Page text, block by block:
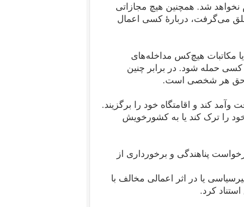
شد. همچنین هیچ مجازاتی
می‌گرفت، دربارهٔ کسی اعمال
مکاتبات هیچ‌کس مداخله‌های
حمله شود. در برابر چنین
حق هر شخصی است.
را ترک کند یا به کشورخویش
پناهندگی و برخورداری از
یا در اثر اعمالی مخالف با
کرد.